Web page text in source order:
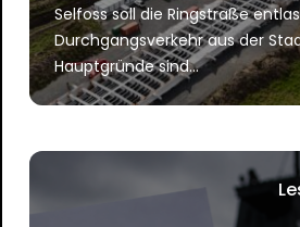
Selfoss soll die Ringstraße
Durchgangsverkehr aus der
Hauptgründe sind…